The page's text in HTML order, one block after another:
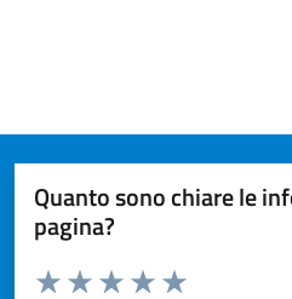
Quanto sono chiare le
pagina?
Valuta da 1 a 5 stelle la pagina